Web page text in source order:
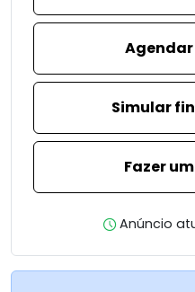
Simular
Fazer
Anúncio